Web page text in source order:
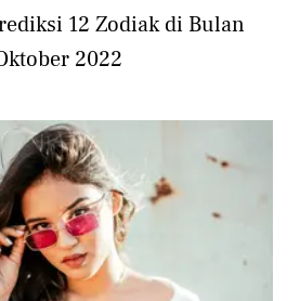
12 Zodiak di Bulan
2022